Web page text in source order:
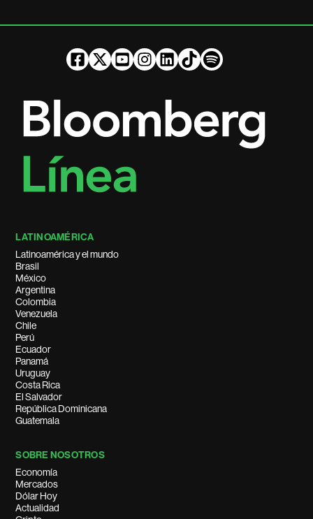
LATINOAMÉRICA
Latinoamérica y el mundo
Brasil
México
Argentina
Colombia
Venezuela
Chile
Perú
Ecuador
Panamá
Uruguay
Costa Rica
El Salvador
República Dominicana
Guatemala
SOBRE NOSOTROS
Economía
Mercados
Dólar Hoy
Actualidad